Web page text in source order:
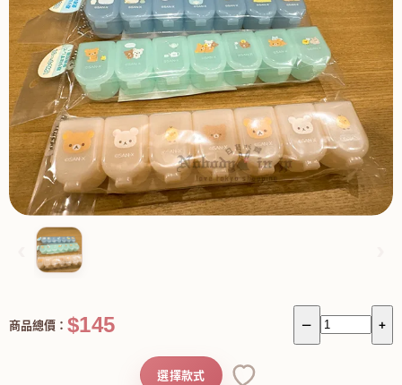
－ +
商品總價： $145
選擇款式